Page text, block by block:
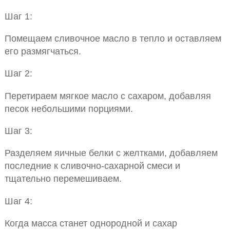
Шаг 1:
Помещаем сливочное масло в тепло и оставляем
его размягчаться.
Шаг 2:
Перетираем мягкое масло с сахаром, добавляя
песок небольшими порциями.
Шаг 3:
Разделяем яичные белки с желтками, добавляем
последние к сливочно-сахарной смеси и
тщательно перемешиваем.
Шаг 4:
Когда масса станет однородной и сахар